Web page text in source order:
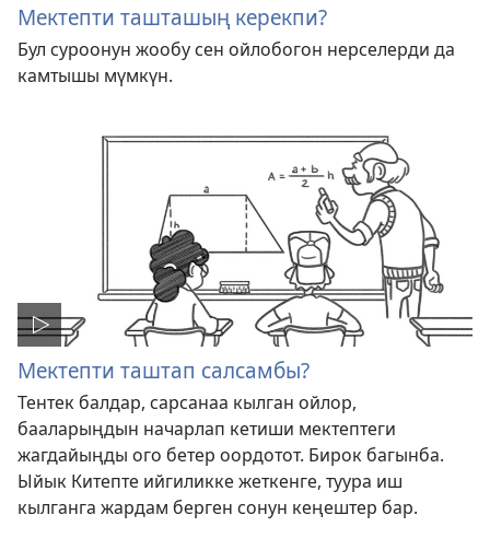
Мектепти ташташың керекпи?
Бул суроонун жообу сен ойлобогон нерселерди да
камтышы мүмкүн.
Мектепти таштап салсамбы?
Тентек балдар, сарсанаа кылган ойлор,
бааларыңдын начарлап кетиши мектептеги
жагдайыңды ого бетер оордотот. Бирок багынба.
Ыйык Китепте ийгиликке жеткенге, туура иш
кылганга жардам берген сонун кеңештер бар.